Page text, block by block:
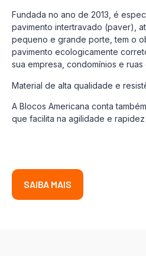
Fundada no ano de 2013, é
pavimento intertravado (paver),
pequeno e grande porte, tem o
pavimento ecologicamente
sua empresa, condomínios e ruas
Material de alta qualidade e
A Blocos Americana conta
que facilita na agilidade e
SAIBA MAIS